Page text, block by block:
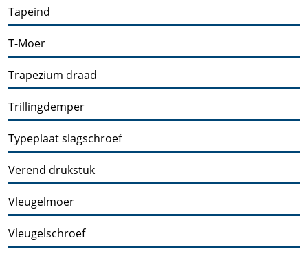
Tapeind
T-Moer
Trapezium draad
Trillingdemper
Typeplaat slagschroef
Verend drukstuk
Vleugelmoer
Vleugelschroef